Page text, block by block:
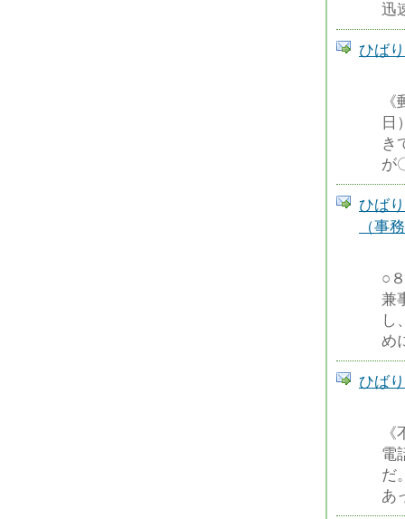
迅
ひば
日
き
が
ひば
（事
○
兼
し
め
ひば
電
だ
あ